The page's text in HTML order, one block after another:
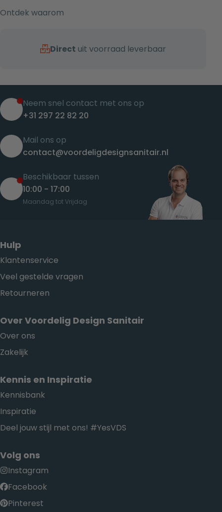
Ontdek waarom
Direct uit voorraad leverbaar
Neem snel contact met ons op
+31 297 22 82 20
Mail ons op
contact@voordeligdesignsanitair.nl
Beschikbaar tussen
10:00 - 17:00
Maandag tot Vrijdag
Hulp
Klantenservice
Veel gestelde vragen
Retourneren
Over Voordelig Design Sanitair
Over ons
Zakelijk
Kennis en Inspiratie
Kennisbank
Inspiratie
Deel jouw stijl met ons! #YesVDS
Volg ons
Instagram
Facebook
Pinterest